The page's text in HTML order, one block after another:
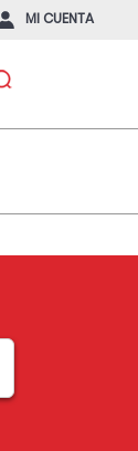
MI CUENTA